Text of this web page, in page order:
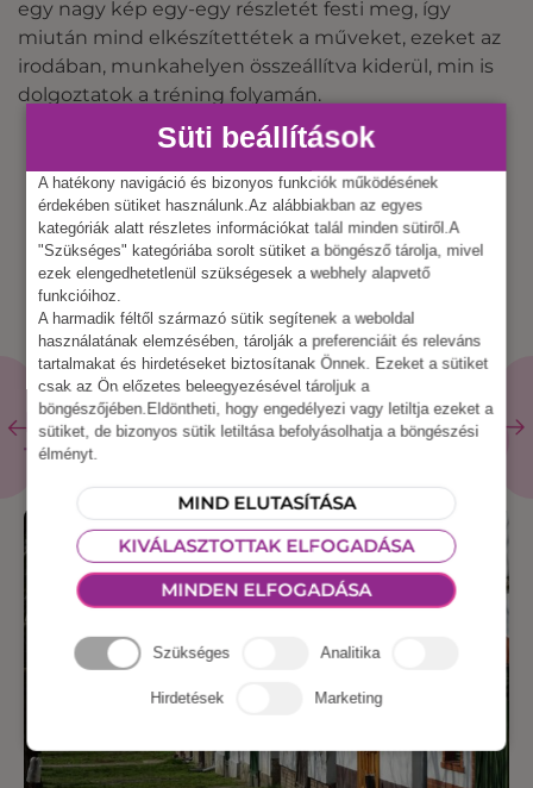
egy nagy kép egy-egy részletét festi meg, így
miután mind elkészítettétek a műveket, ezeket az
irodában, munkahelyen összeállítva kiderül, min is
dolgoztatok a tréning folyamán.
KAPCSOLÓDÓ
TERMÉKEK
ÖSSZES
Süti beállítások
A hatékony navigáció és bizonyos funkciók működésének
érdekében sütiket használunk.Az alábbiakban az egyes
kategóriák alatt részletes információkat talál minden sütiről.A
"Szükséges" kategóriába sorolt sütiket a böngésző tárolja, mivel
ezek elengedhetetlenül szükségesek a webhely alapvető
funkcióihoz.
A harmadik féltől származó sütik segítenek a weboldal
használatának elemzésében, tárolják a preferenciáit és releváns
tartalmakat és hirdetéseket biztosítanak Önnek. Ezeket a sütiket
csak az Ön előzetes beleegyezésével tároljuk a
böngészőjében.Eldöntheti, hogy engedélyezi vagy letiltja ezeket a
sütiket, de bizonyos sütik letiltása befolyásolhatja a böngészési
élményt.
MIND ELUTASÍTÁSA
KIVÁLASZTOTTAK ELFOGADÁSA
MINDEN ELFOGADÁSA
Szükséges Analitika
Hirdetések Marketing